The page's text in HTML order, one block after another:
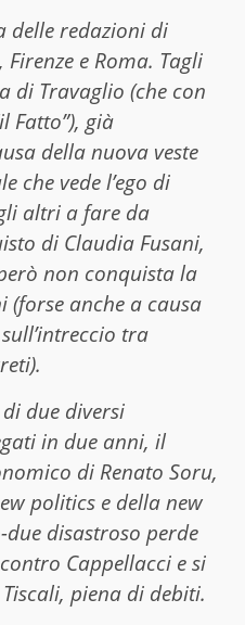
delle redazioni di
e Roma. Tagli
di Travaglio (che con
Fatto”), già
della nuova veste
che vede l’ego di
altri a fare da
di Claudia Fusani,
non conquista la
(forse anche a causa
tra
due diversi
in due anni, il
di Renato Soru,
politics e della new
disastroso perde
Cappellacci e si
piena di debiti.